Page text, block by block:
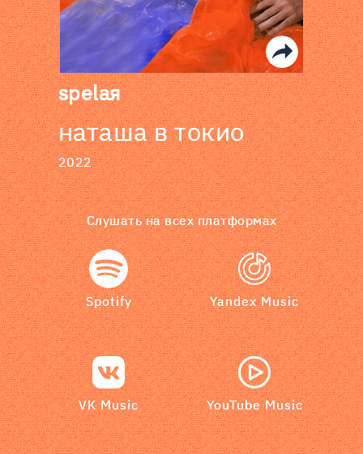
spelaя
наташа в токио
2022
Слушать на всех платформах
Spotify Yandex Music
VK Music YouTube Music